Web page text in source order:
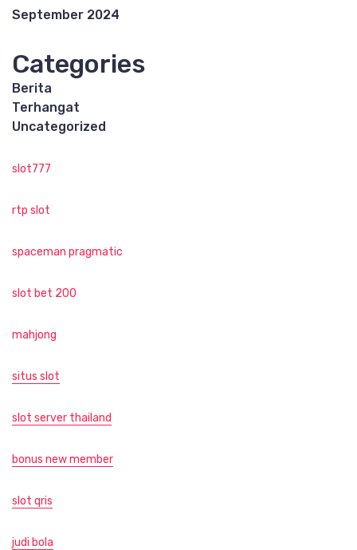
September 2024
Categories
Berita
Terhangat
Uncategorized
slot777
rtp slot
spaceman pragmatic
slot bet 200
mahjong
situs slot
slot server thailand
bonus new member
slot qris
judi bola